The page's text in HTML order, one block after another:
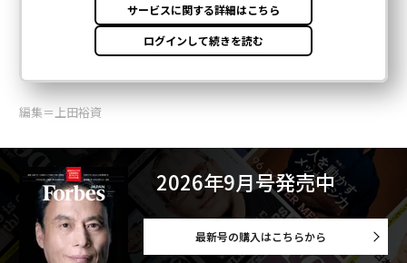
編集＝上田裕資
2026年9月号発売中
最新号の購入はこちらから